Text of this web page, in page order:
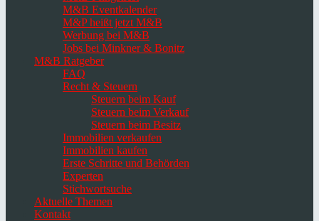
M&B Eventkalender
M&P heißt jetzt M&B
Werbung bei M&B
Jobs bei Minkner & Bonitz
M&B Ratgeber
FAQ
Recht & Steuern
Steuern beim Kauf
Steuern beim Verkauf
Steuern beim Besitz
Immobilien verkaufen
Immobilien kaufen
Erste Schritte und Behörden
Experten
Stichwortsuche
Aktuelle Themen
Kontakt